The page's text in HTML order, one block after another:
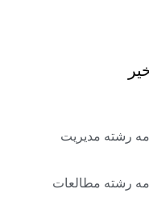
رشته مدیریت
رشته مطالعات